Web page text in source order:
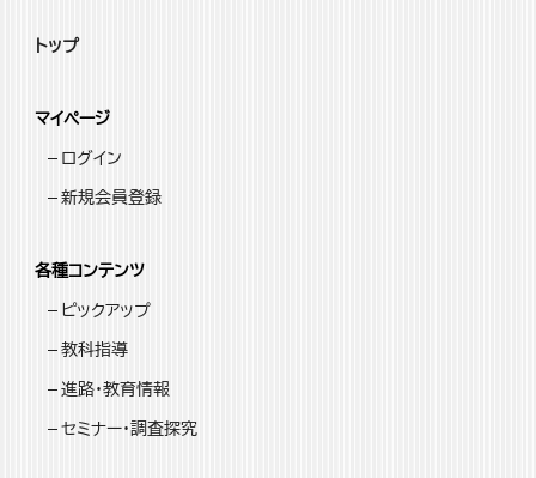
トップ
マイページ
ログイン
新規会員登録
各種コンテンツ
ピックアップ
教科指導
進路・教育情報
セミナー・調査探究